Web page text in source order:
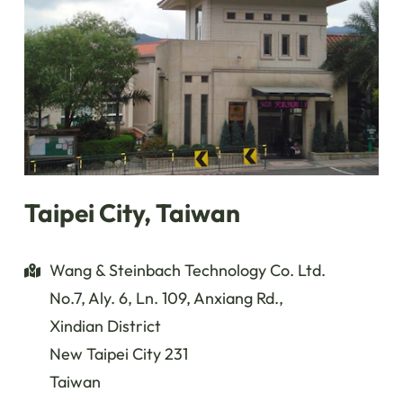
Taipei City, Taiwan
Wang & Steinbach Technology Co. Ltd.
No.7, Aly. 6, Ln. 109, Anxiang Rd.,
Xindian District
New Taipei City 231
Taiwan